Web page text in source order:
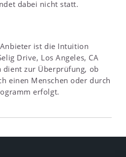
dabei nicht statt.
ist die Intuition
Drive, Los Angeles, CA
dient zur Überprüfung, ob
einen Menschen oder durch
erfolgt.